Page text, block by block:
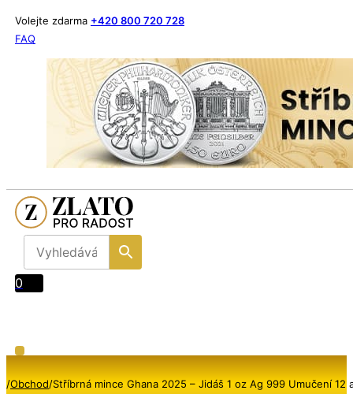
Volejte zdarma +420 800 720 728
FAQ
0
/Obchod/Stříbrná mince Ghana 2025 – Jidáš 1 oz Ag 999 Umučení 12